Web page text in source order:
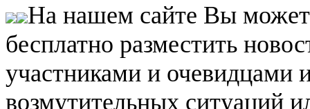
На нашем сайте Вы
бесплатно разместить
участниками и очевидцами
возмутительных ситуаций